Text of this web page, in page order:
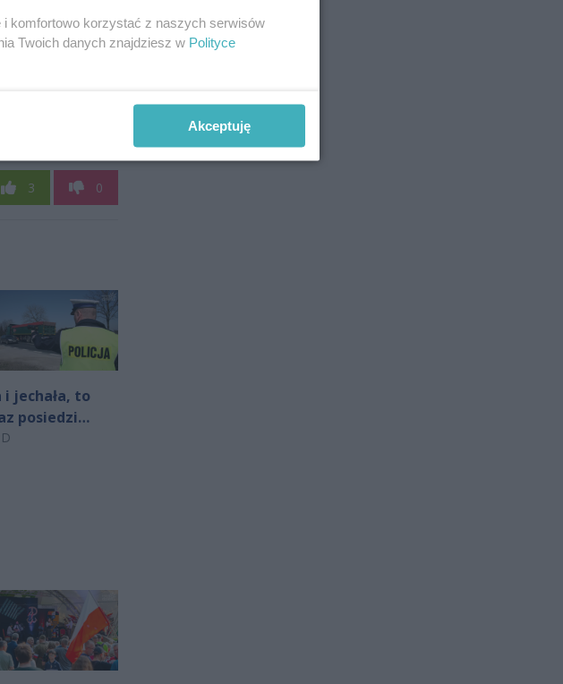
3 0
i jechała, to
posiedzi…
artykułu:
i komfortowo korzystać z naszych serwisów
Twoich danych znajdziesz w Polityce
Akceptuję